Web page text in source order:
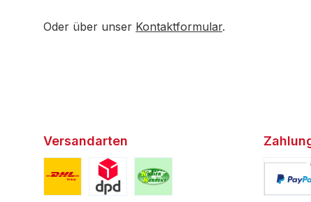
Oder über unser Kontaktformular.
Versandarten